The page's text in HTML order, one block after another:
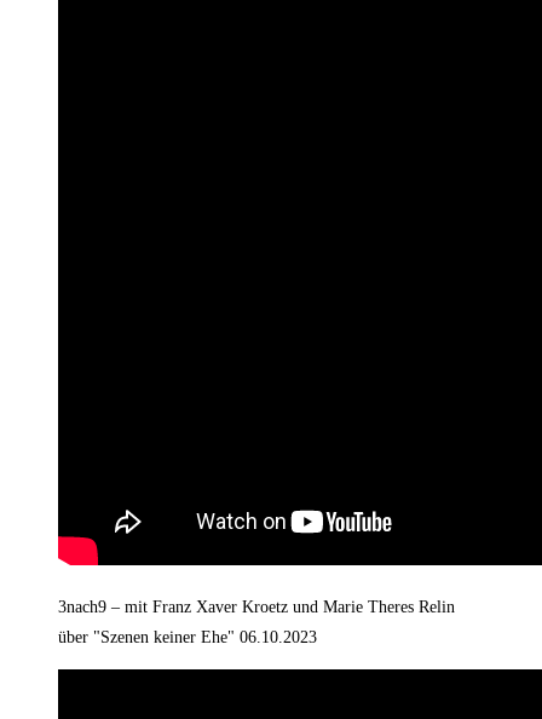
3nach9 – mit Franz Xaver Kroetz und Marie Theres Relin
über "Szenen keiner Ehe" 06.10.2023